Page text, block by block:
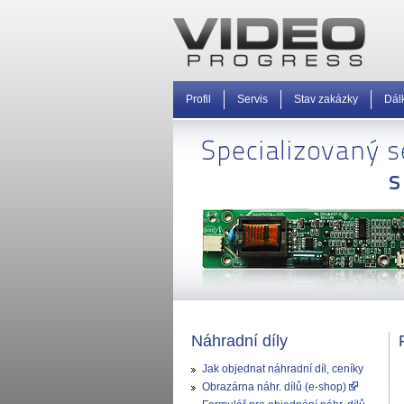
Profil Servis Stav zakázky
Náhradní díly
Jak objednat náhradní díl, ceníky
Obrazárna náhr. dílů (e-shop)